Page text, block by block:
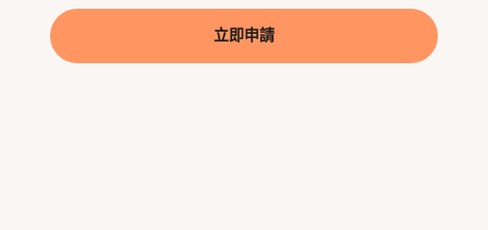
立即申請